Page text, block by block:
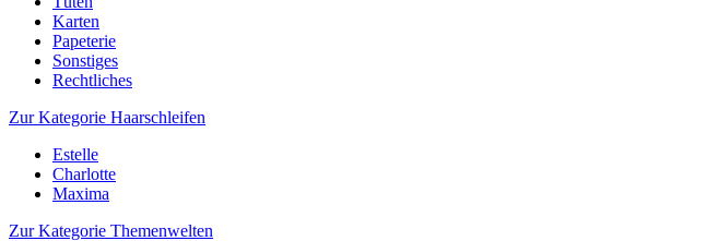
Karten
Papeterie
Sonstiges
Rechtliches
Zur Kategorie Haarschleifen
Estelle
Charlotte
Maxima
Zur Kategorie Themenwelten